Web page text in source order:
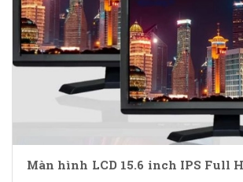
Màn hình LCD 15.6 inch IPS Full